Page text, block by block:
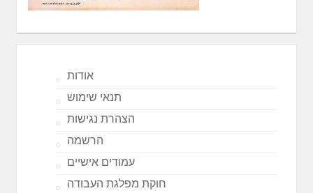
אודות
תנאי שימוש
הצהרת נגישות
הרשמה
עמודים אישיים
חוקת מפלגת העבודה